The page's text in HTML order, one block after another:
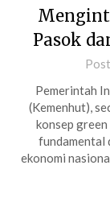
Pasok
Pemerintah
(Kemenhut),
konsep
fundamental
ekonomi